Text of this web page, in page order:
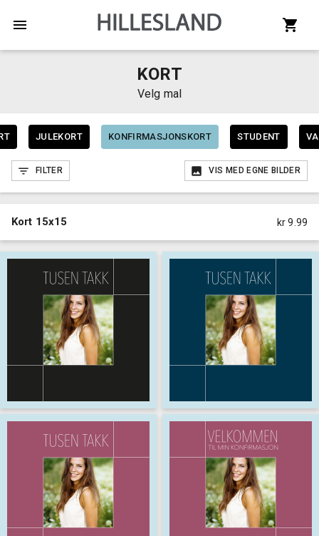
KORT
Velg mal
JULEKORT KONFIRMASJONSKORT STUDENT
FILTER VIS MED EGNE BILDER
Kort 15x15 kr 9.99